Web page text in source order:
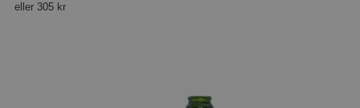
eller 305 kr